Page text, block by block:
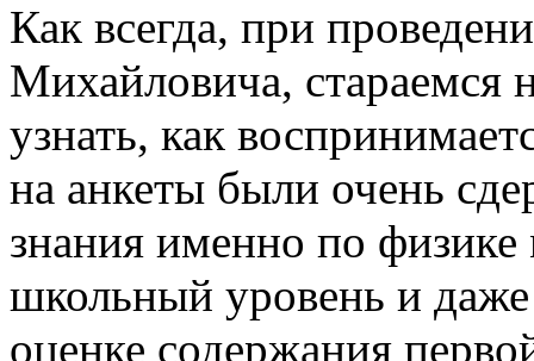
Как всегда, при
Михайловича, стараемся
узнать, как
на анкеты были очень
знания именно по
школьный уровень и
оценке содержания